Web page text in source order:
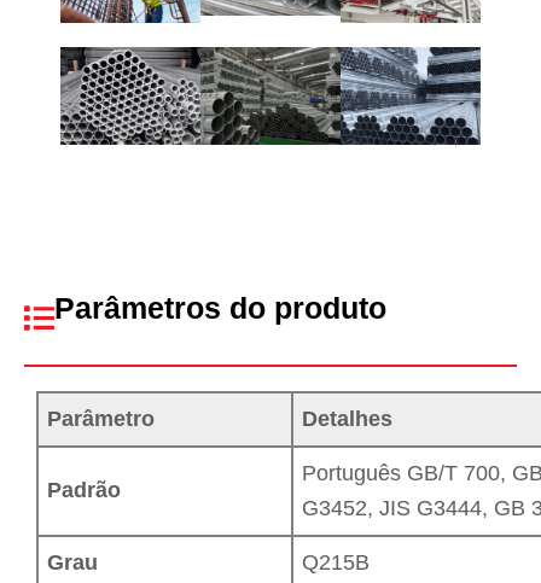
Parâmetros do produto
Parâmetro Detalhes
Padrão
Português GB/T 700,
G3452, JIS G3444, GB
Grau Q215B